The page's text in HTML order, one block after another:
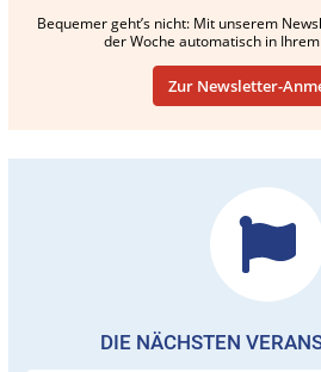
Bequemer geht’s nicht: Mit unserem
der Woche automatisch in
Zur Newsletter-
DIE NÄCHSTEN